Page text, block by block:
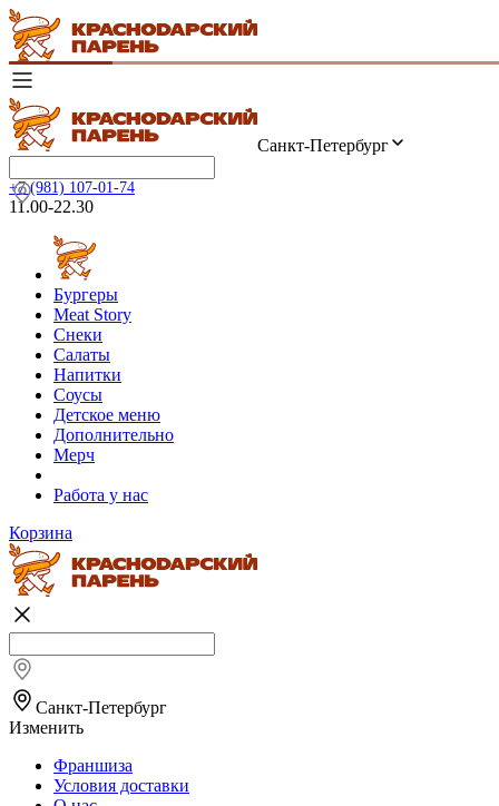
Санкт-Петербург
+7 (981) 107-01-74
11.00-22.30
Бургеры
Meat Story
Снеки
Салаты
Напитки
Соусы
Детское меню
Дополнительно
Мерч
Работа у нас
Корзина
Санкт-Петербург
Изменить
Франшиза
Условия доставки